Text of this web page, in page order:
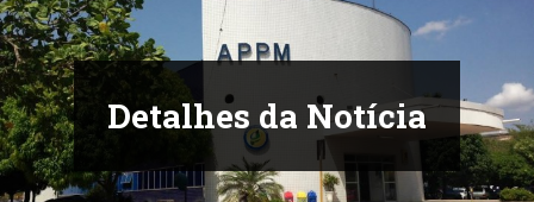
Detalhes da Notícia